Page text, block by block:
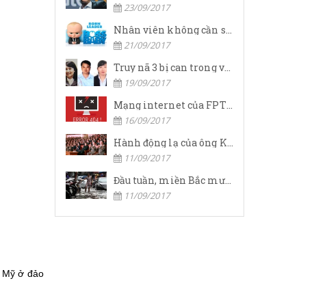
ở đảo
23/09/2017
21/09/2017
Truy nã 3 bị can trong vụ 'bốc hơi' 500 tỷ đồng tại chi nhánh OceanBank Hải Phòng
19/09/2017
16/09/2017
11/09/2017
Đầu tuần, miền Bắc mưa to, miền Trung nắng nóng
11/09/2017